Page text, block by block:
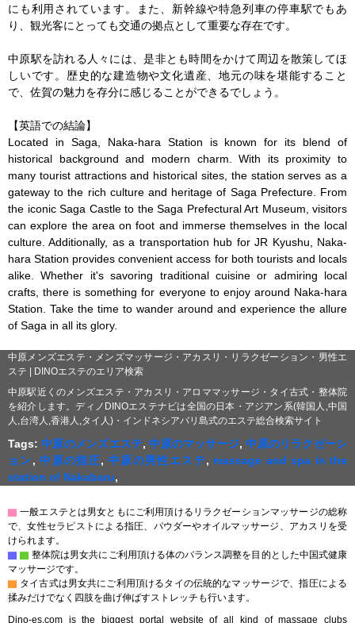
にも利用されています。また、新幹線や特急列車の停車駅でもあ
り、観光客にとっても交通の拠点として重要な存在です。
中原駅を訪れる人々には、是非とも時間をかけて周辺を散策してほ
しいです。歴史的な建造物や文化遺産、地元の味を堪能すること
で、佐賀の魅力を存分に感じることができるでしょう。
【英語での結論】
Located in Saga, Naka-hara Station is known for its blend of
historical background and modern charm. With its proximity to
many tourist attractions and historical sites, the station serves as a
gateway to the rich culture and heritage of Saga Prefecture. From
the iconic Saga Castle to the Saga Prefectural Art Museum, visitors
can explore the area on foot and immerse themselves in the local
culture. Additionally, as a transportation hub for JR Kyushu, Naka-
hara Station provides convenient access for both tourists and locals
alike. Whether it's savoring traditional cuisine or admiring local
crafts, there is something for everyone to enjoy around Naka-hara
Station. Take the time to wander around and experience the allure
of Saga in all its glory.
中原メンズエステ・メンズマッサージ・アカスリ・リラクゼーション・男性エ
ステ | DINOエステのエリア検索
中原駅近くのメンズエステ・アカスリ・アロママッサージ・タイ古式・整体院
を紹介します。ディノDINOエステナビは全国の日本・アジアン系(韓国人,中国
人,台湾人,香港人,タイ人)・インドネシアバリ島式のエステ総合検索サイト
Tags:中原のメンズエステ,中原のマッサージ,中原のリラクゼーシ
ョン,中原の指圧, 中原の男性エステ, massage and spa in the
station of Nakabaru,
▇ 一般エステとは男女ともにご利用頂けるリラクゼーションマッサージの総称
で、女性セラピストによる指圧、パウダーやオイルマッサージ、アカスリを受
けられます。
▇ ▇ 整体院は男女共にご利用頂ける体のバランス調整を目的とした中国式健康
マッサージです。
▇ タイ古式は男女共にご利用頂けるタイの伝統的なマッサージで、指圧による
揉みだけでなく四肢を曲げ伸ばすストレッチも行います。
Dino-es.com is the biggest portal website of all kind of massage clubs